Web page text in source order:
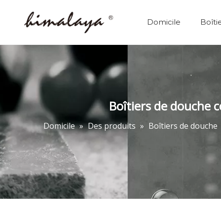
Domicile
Boîtiers de douche
Domicile » Des produits » Boîtiers de douche